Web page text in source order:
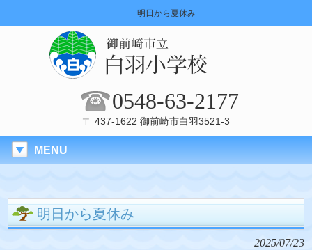
明日から夏休み
0548-63-2177
〒 437-1622 御前崎市白羽3521-3
MENU
明日から夏休み
2025/07/23